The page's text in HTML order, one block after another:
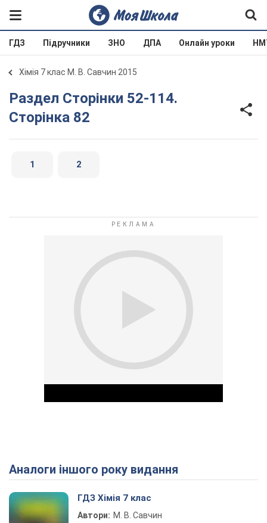
ГДЗ Підручники ЗНО ДПА Онлайн уроки
Хімія 7 клас М. В. Савчин 2015
Раздел Сторінки 52-114.
Сторінка 82
1 2
Play Video
Аналоги іншого року видання
ГДЗ Хімія 7 клас
Автори: М. В. Савчин